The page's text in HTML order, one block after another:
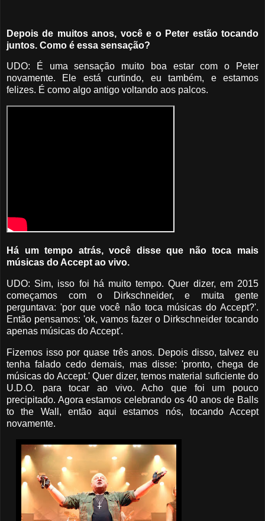
Depois de muitos anos, você e o Peter estão tocando
juntos. Como é essa sensação?
UDO: É uma sensação muito boa estar com o Peter
novamente. Ele está curtindo, eu também, e estamos
felizes. É como algo antigo voltando aos palcos.
Há um tempo atrás, você disse que não toca mais
músicas do Accept ao vivo.
UDO: Sim, isso foi há muito tempo. Quer dizer, em 2015
começamos com o Dirkschneider, e muita gente
perguntava: 'por que você não toca músicas do Accept?'.
Então pensamos: 'ok, vamos fazer o Dirkschneider tocando
apenas músicas do Accept'.
Fizemos isso por quase três anos. Depois disso, talvez eu
tenha falado cedo demais, mas disse: 'pronto, chega de
músicas do Accept.' Quer dizer, temos material suficiente do
U.D.O. para tocar ao vivo. Acho que foi um pouco
precipitado. Agora estamos celebrando os 40 anos de Balls
to the Wall, então aqui estamos nós, tocando Accept
novamente.